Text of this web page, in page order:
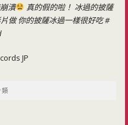
潰
真的假的啦！ 冰過的披薩
做 你的披薩冰過一樣很好吃#
JP